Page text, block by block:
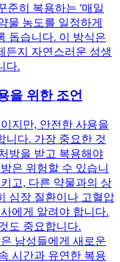
준히 복용하는 '매일
물 농도를 일정하게
돕습니다. 이 방식은
든지 자연스러운 성생
다.
을 위한 조언
지만, 안전한 사용을
니다. 가장 중요한 것
방을 받고 복용해야
은 위험할 수 있습니
고, 다른 약물과의 상
심장 질환이나 고혈압
에게 알려야 합니다.
도 중요합니다.
남성들에게 새로운
시간과 유연한 복용